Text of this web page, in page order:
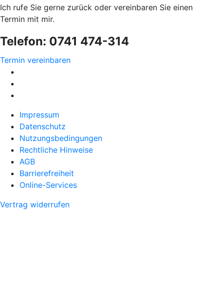
Ich rufe Sie gerne zurück oder vereinbaren Sie einen
Termin mit mir.
Telefon: 0741 474-314
Termin vereinbaren
Impressum
Datenschutz
Nutzungsbedingungen
Rechtliche Hinweise
AGB
Barrierefreiheit
Online-Services
Vertrag widerrufen